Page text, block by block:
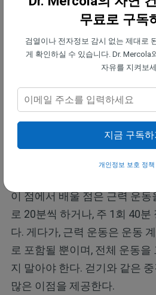
효과가 거의 운동을 하지 않는
소한다. 즉, 주당 3~4시간 운동
율이 근력 운동을 전혀 하지 않
다시 말해, 지나친 고강도 운동
혀 하지 않는 사람들보다는 낫
지 않은 어떤 이유로 인해 과도
하지 않는 것보다 오히려 더 해
이 점에서 배울 점은 근력 운
로 20분씩 하거나, 주 1회 40분
다. 게다가, 근력 운동은 운동
로 포함될 뿐이며, 전체 운동
지 말아야 한다. 걷기와 같은
많은 이점을 제공한다.
무료로 구독
검열이나 전자정보 감시 없는 제대로
게 확인하실 수 있습니다. Dr. Mercola
자유를 지켜보세
지금 구독하
개인정보 보호 정책